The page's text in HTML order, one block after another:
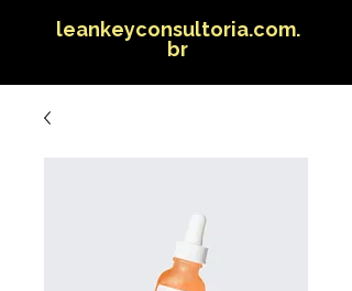
leankeyconsultoria.com.
br